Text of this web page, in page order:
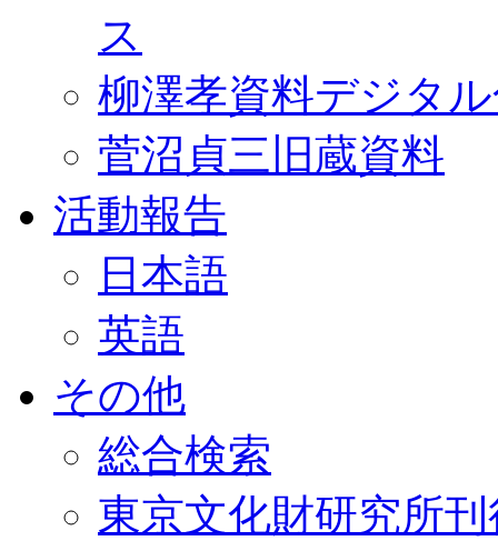
ス
柳澤孝資料デジタ
菅沼貞三旧蔵資料
活動報告
日本語
英語
その他
総合検索
東京文化財研究所